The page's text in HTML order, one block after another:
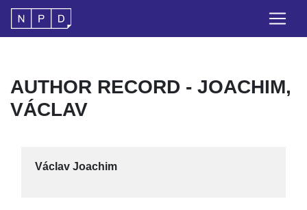
AUTHOR RECORD - JOACHIM,
VÁCLAV
Václav Joachim